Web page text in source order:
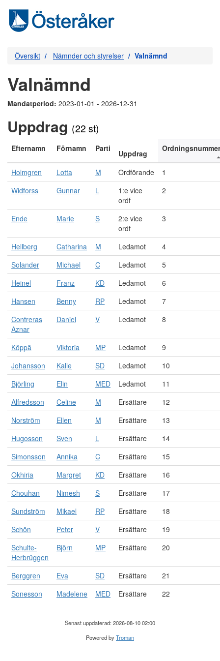
Översikt Nämnder och styrelser Valnämnd
Valnämnd
Mandatperiod: 2023-01-01 - 2026-12-31
Uppdrag (22 st)
Efternamn Förnamn Parti
Uppdrag
Ordningsnummer
Holmgren Lotta M Ordförande
1
Widforss
Gunnar L
1:e vice
ordf
2
Ende Marie S
2:e vice
ordf
3
Hellberg Catharina M Ledamot
4
Solander
Michael C Ledamot
5
Heinel
Franz KD Ledamot
6
Hansen
Benny RP Ledamot
7
Contreras
Aznar
Daniel V Ledamot 8
Köppä Viktoria MP Ledamot
9
Johansson
Kalle SD Ledamot
10
Björling
Elin MED Ledamot
11
Alfredsson
Celine M Ersättare
12
Norström
Ellen M Ersättare
13
Hugosson
Sven L Ersättare
14
Simonsson
Annika C Ersättare
15
Okhiria
Margret KD Ersättare
16
Chouhan
Nimesh S Ersättare
17
Sundström
Mikael RP Ersättare
18
Schön
Peter V Ersättare
19
Schulte-
Herbrüggen
Björn MP Ersättare 20
Berggren Eva SD Ersättare
21
Sonesson
Madelene MED Ersättare 22
Senast uppdaterad: 2026-08-10 02:00
Powered byTroman